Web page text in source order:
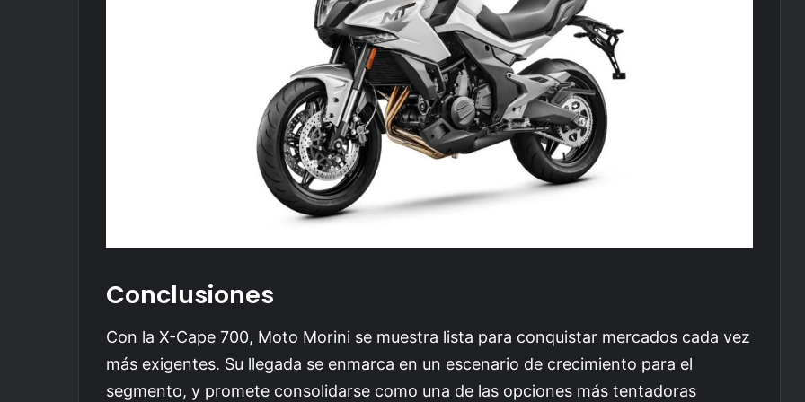
Conclusiones
Con la X-Cape 700, Moto Morini se muestra lista para conquistar mercados cada vez
más exigentes. Su llegada se enmarca en un escenario de crecimiento para el
segmento, y promete consolidarse como una de las opciones más tentadoras